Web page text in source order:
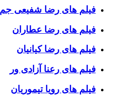
فیلم های رضا شفیعی جم
فیلم های رضا عطاران
فیلم های رضا کیانیان
فیلم های رعنا آزادی ور
فیلم های رویا تیموریان